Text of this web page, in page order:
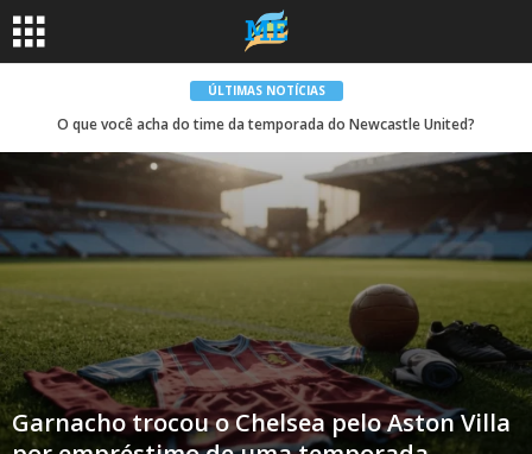
ÚLTIMAS NOTÍCIAS
O que você acha do time da temporada do Newcastle United?
Garnacho trocou o Chelsea pelo Aston Villa